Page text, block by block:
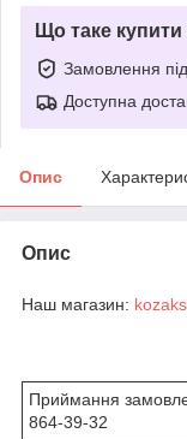
Що таке
Замовлення
Доступна
Опис
Опис
Наш магазин:
Приймання
864-39-32